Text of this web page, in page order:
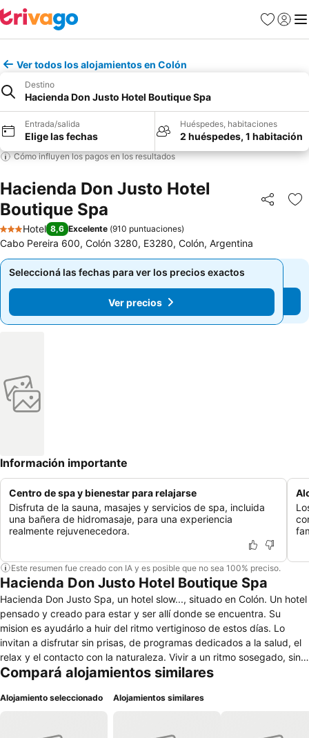
Favoritos
Iniciar
Ver todos los alojamientos en Colón
Destino
Hacienda Don Justo Hotel Boutique Spa
Entrada/salida
Elige las fechas
Huéspedes, habitaciones
2 huéspedes, 1 habitación
Cómo influyen los pagos en los resultados
Hacienda Don Justo Hotel
Boutique Spa
Compartir
3 Estrellas
Hotel 8,6 Excelente (910 puntuaciones)
Cabo Pereira 600, Colón 3280, E3280, Colón, Argentina
Seleccioná las fechas para ver los precios exactos
Ver precios
Seleccioná las fechas para ver los precios exactos
Ver precios
Información importante
Centro de spa y bienestar para relajarse
Disfruta de la sauna, masajes y servicios de spa, incluida
una bañera de hidromasaje, para una experiencia
realmente rejuvenecedora.
Este resumen fue creado con IA y es posible que no sea 100% preciso.
Hacienda Don Justo Hotel Boutique Spa
Hacienda Don Justo Spa, un hotel slow..., situado en Colón. Un hotel
pensado y creado para estar y ser allí donde se encuentra. Su
mision es ayudárlo a huir del ritmo vertiginoso de estos días. Lo
invitan a disfrutar sin prisas, de programas dedicados a la salud, el
relax y el contacto con la naturaleza. Vivir a un ritmo sosegado, sin
prisas y sin estar pendientes constantemente del reloj. Su desayuno
sea uno de los mejores... Trabajan para su descanso...
Compará alojamientos similares
Alojamiento seleccionado Alojamientos similares